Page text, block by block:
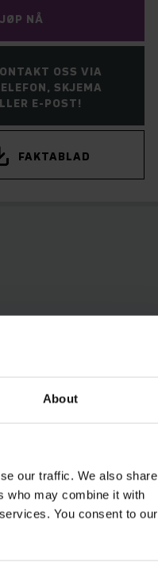
About
our traffic. We also share
who may combine it with
You consent to our
NÅ
OSS VIA
SKJEMA
E-POST!
FAKTABLAD
selv-sett,